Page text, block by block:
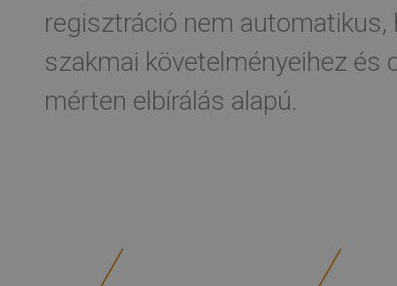
regisztráció nem
szakmai követelményeihez és
mérten elbírálás alapú.